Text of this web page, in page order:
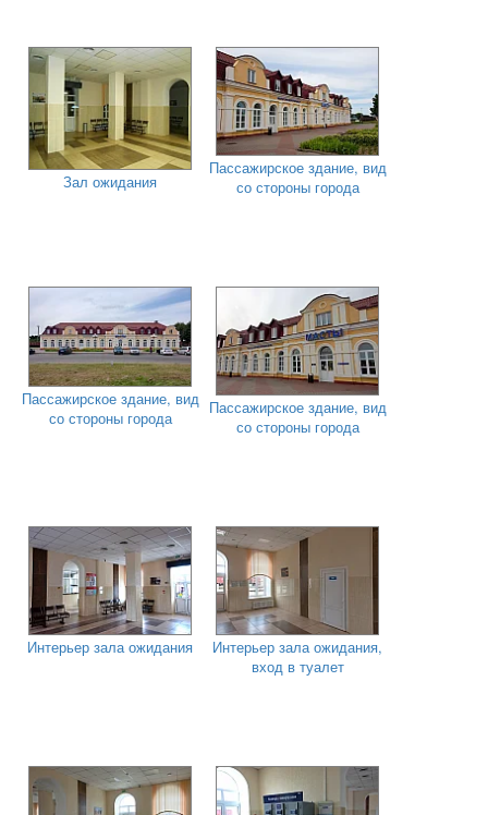
Зал ожидания
Пассажирское здание, вид
со стороны города
Пассажирское здание, вид
со стороны города
Пассажирское здание, вид
со стороны города
Интерьер зала ожидания
Интерьер зала ожидания,
вход в туалет